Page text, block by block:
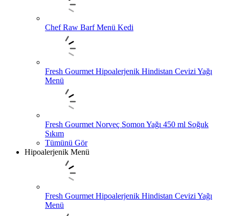
Chef Raw Barf Menü Kedi
Fresh Gourmet Hipoalerjenik Hindistan Cevizi Yağı
Menü
Fresh Gourmet Norveç Somon Yağı 450 ml Soğuk
Sıkım
Tümünü Gör
Hipoalerjenik Menü
Fresh Gourmet Hipoalerjenik Hindistan Cevizi Yağı
Menü